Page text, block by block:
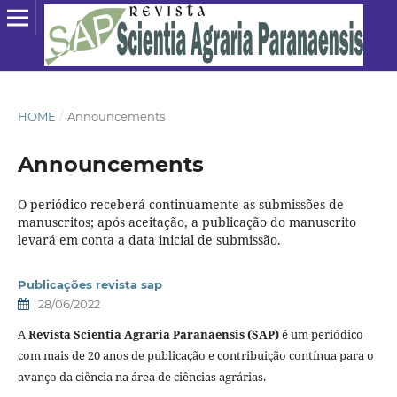
HOME / Announcements
Announcements
O periódico receberá continuamente as submissões de
manuscritos; após aceitação, a publicação do manuscrito
levará em conta a data inicial de submissão.
Publicações revista sap
28/06/2022
ARevista Scientia Agraria Paranaensis (SAP)é um periódico
com mais de 20 anos de publicação e contribuição contínua para o
avanço da ciência na área de ciências agrárias.